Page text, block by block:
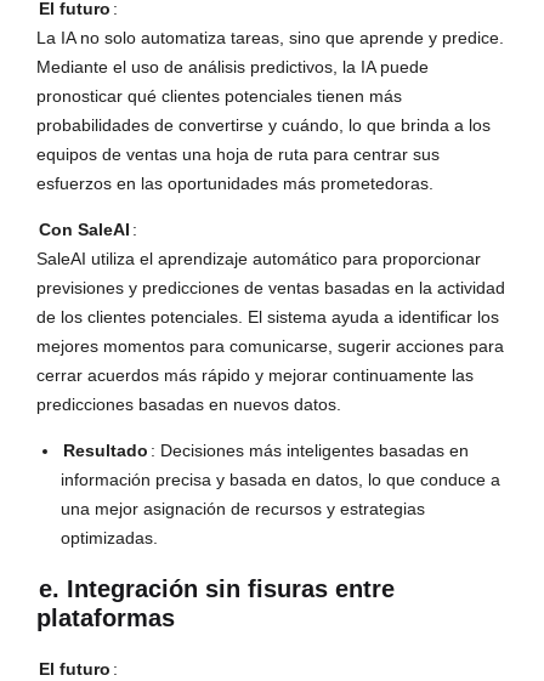
El futuro :
La IA no solo automatiza tareas, sino que aprende y predice.
Mediante el uso de análisis predictivos, la IA puede
pronosticar qué clientes potenciales tienen más
probabilidades de convertirse y cuándo, lo que brinda a los
equipos de ventas una hoja de ruta para centrar sus
esfuerzos en las oportunidades más prometedoras.
Con SaleAI :
SaleAI utiliza el aprendizaje automático para proporcionar
previsiones y predicciones de ventas basadas en la actividad
de los clientes potenciales. El sistema ayuda a identificar los
mejores momentos para comunicarse, sugerir acciones para
cerrar acuerdos más rápido y mejorar continuamente las
predicciones basadas en nuevos datos.
Resultado : Decisiones más inteligentes basadas en
información precisa y basada en datos, lo que conduce a
una mejor asignación de recursos y estrategias
optimizadas.
e. Integración sin fisuras entre
plataformas
El futuro :